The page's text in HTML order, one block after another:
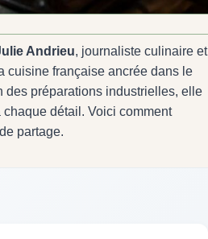
Andrieu, journaliste culinaire et
cuisine française ancrée dans le
des préparations industrielles, elle
détail. Voici comment
partage.